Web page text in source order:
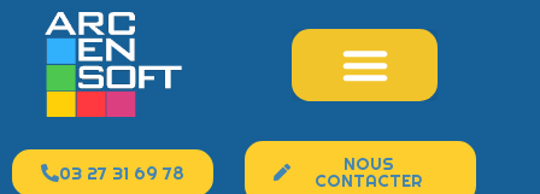
03 27 31 69 78 NOUS
CONTACTER